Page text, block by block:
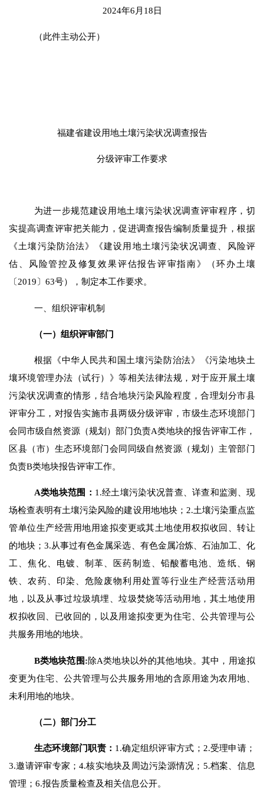
2024年6 月 18日
（此件主动公开）
福建省建设用地土壤污染状况调查报告
分级评审工作要求
为进一步规范建设用地土壤污染状况调查评审程序，切
实提高调查评审把关能力，促进调查报告编制质量提升，根据
《土壤污染防治法》《建设用地土壤污染状况调查、风险评
估、风险管控及修复效果评估报告评审指南》（环办土壤
〔2019〕63号），制定本工作要求。
一 、组织评审机制
（一）组织评审部门
根据《中华人民共和国土壤污染防治法》《污染地块土
壤环境管理办法 （试行） 》等相关法律法规，对于应开展土壤
污染状况调查的情形，结合地块污染风险程度，合理划分市县
评审分工，对报告实施市县两级分级评审，市级生态环境部门
会同市级自然资源（规划）部门负责A类地块的报告评审工作，
区县（市）生态环境部门会同同级自然资源（规划）主管部门
负责B类地块报告评审工作。
A类地块范围： 1.经土壤污染状况普查、详查和监测、现
场检查表明有土壤污染风险的建设用地地块； 2.土壤污染重点监
管单位生产经营用地用途拟变更或其土地使用权拟收回、转让
的地块 ；3.从事过有色金属采选、有色金属冶炼、石油加工、化
工、焦化、电镀、制革、医药制造、铅酸蓄电池、造纸、钢
铁、农药、印染、危险废物利用处置等行业生产经营活动用
地，以及从事过垃圾填埋、垃圾焚烧等活动用地，其土地使用
权拟收回、已收回的，以及用途拟变更为住宅、公共管理与公
共服务用地的地块。
B类地块范围:除A类地块以外的其他地块。其中，用途拟
变更为住宅、公共管理与公共服务用地的含原用途为农用地、
未利用地的地块。
（二）部门分工
生态环境部门职责： 1.确定组织评审方式； 2.受理申请；
3.邀请评审专家；4.核实地块及周边污染源情况； 5.档案、信息
管理；6.报告质量检查及相关信息公开。